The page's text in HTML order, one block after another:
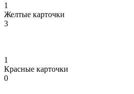
1
Желтые карточки
3
1
Красные карточки
0